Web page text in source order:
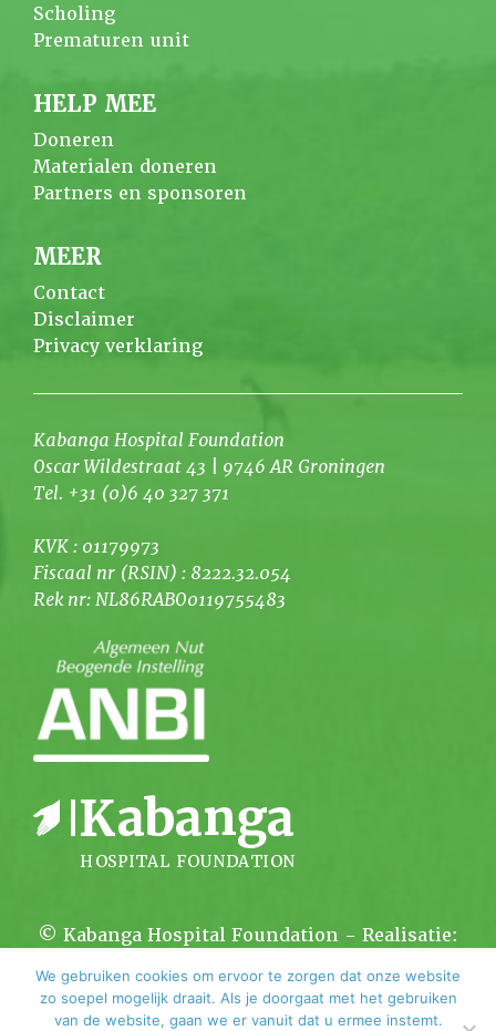
Scholing
Prematuren unit
HELP MEE
Doneren
Materialen doneren
Partners en sponsoren
MEER
Contact
Disclaimer
Privacy verklaring
Kabanga Hospital Foundation
Oscar Wildestraat 43 | 9746 AR Groningen
Tel. +31 (0)6 40 327 371
KVK : 01179973
Fiscaal nr (RSIN) : 8222.32.054
Rek nr: NL86RABO0119755483
© Kabanga Hospital Foundation - Realisatie:
We gebruiken cookies om ervoor te zorgen dat onze website
zo soepel mogelijk draait. Als je doorgaat met het gebruiken
van de website, gaan we er vanuit dat u ermee instemt.